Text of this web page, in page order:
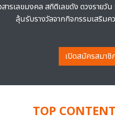
สารเลขมงคล สถิติเลขดัง ดวงรายวั
ลุ้นรับรางวัลจากกิจกรรมเสริม
เปิดสมัครสมาชิ
TOP CONTENT